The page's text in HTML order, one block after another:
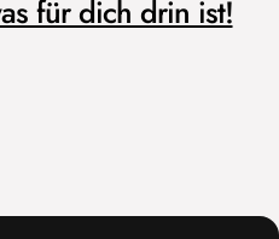
für dich drin ist!